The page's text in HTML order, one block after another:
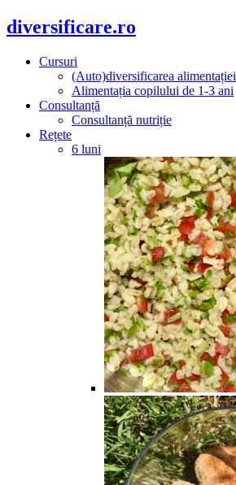
diversificare.ro
Cursuri
(Auto)diversificarea
Alimentația copilului de 1-3 ani
Consultanță
Consultanță nutriție
Rețete
6 luni